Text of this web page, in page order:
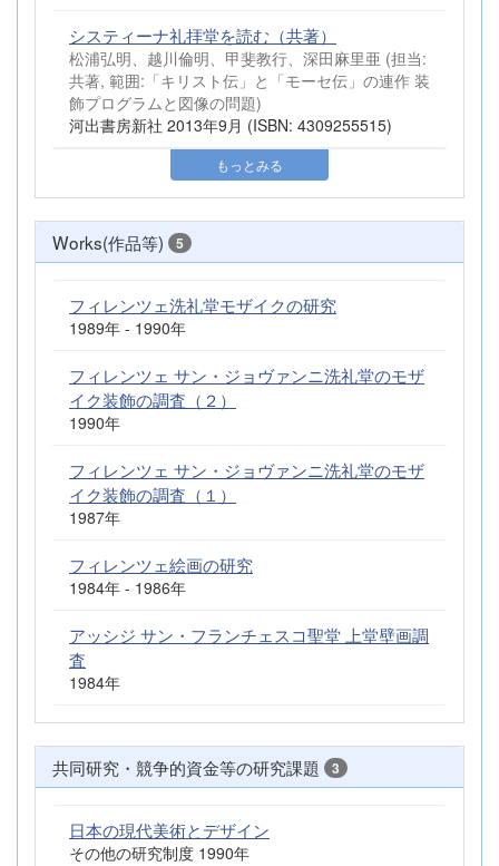
システィーナ礼拝堂を読む（共著）
松浦弘明、越川倫明、甲斐教行、深田麻里亜 (担当:
共著, 範囲:「キリスト伝」と「モーセ伝」の連作 装
飾プログラムと図像の問題)
河出書房新社 2013年9月 (ISBN: 4309255515)
もっとみる
Works(作品等) 5
フィレンツェ洗礼堂モザイクの研究
1989年 - 1990年
フィレンツェ サン・ジョヴァンニ洗礼堂のモザ
イク装飾の調査（２）
1990年
フィレンツェ サン・ジョヴァンニ洗礼堂のモザ
イク装飾の調査（１）
1987年
フィレンツェ絵画の研究
1984年 - 1986年
アッシジ サン・フランチェスコ聖堂 上堂壁画調
査
1984年
共同研究・競争的資金等の研究課題 3
日本の現代美術とデザイン
その他の研究制度 1990年